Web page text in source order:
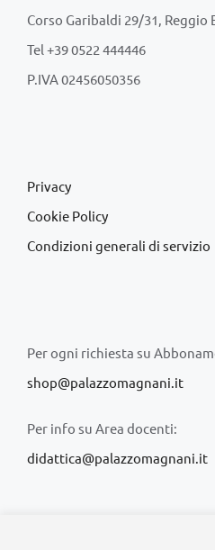
Corso Garibaldi 29/31, Reggio
Tel +39 0522 444446
P.IVA 02456050356
Privacy
Cookie Policy
Condizioni generali di servizio
Per ogni richiesta su
shop@palazzomagnani.it
Per info su Area docenti:
didattica@palazzomagnani.it